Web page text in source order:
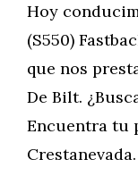
Hoy
(S550)
que nos
De Bilt.
Encuentra tu
Crestanevada.